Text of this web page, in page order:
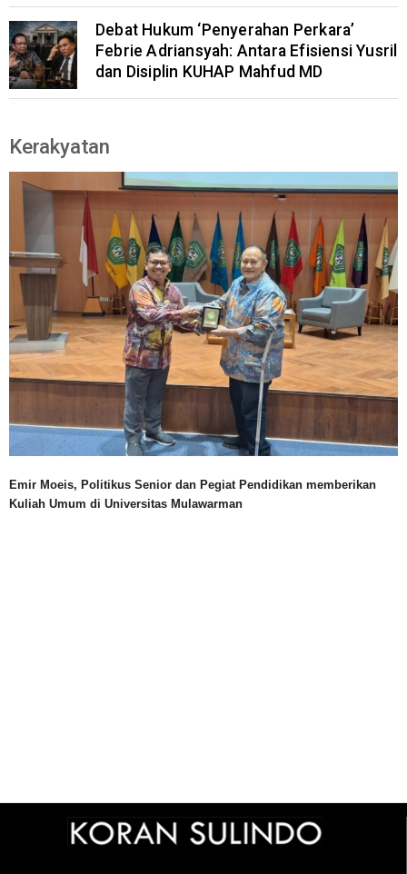
Debat Hukum ‘Penyerahan Perkara’
Febrie Adriansyah: Antara Efisiensi Yusril
dan Disiplin KUHAP Mahfud MD
Kerakyatan
Emir Moeis, Politikus Senior dan Pegiat Pendidikan memberikan
Kuliah Umum di Universitas Mulawarman